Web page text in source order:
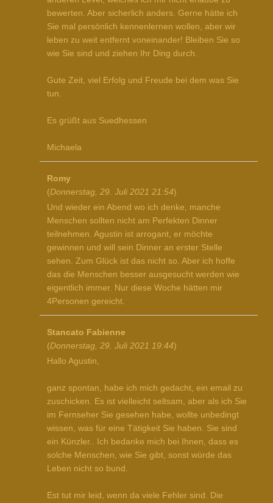
bewerten. Aber sicherlich anders. Gerne hätte ich
Sie mal persönlich kennenlernen wollen, aber wir
leben zu weit entfernt voneinander! Bleiben Sie so
wie Sie sind und ziehen Ihr Ding durch.
Gute Zeit, viel Erfolg und Freude bei dem was Sie
tun.
Es grüßt aus Suedhessen
Michaela
Romy
(Donnerstag, 29. Juli 2021 21:54)
Und wieder ein Abend wo ich denke, manche
Menschen sollten nicht am Perfekten Dinner
teilnehmen. Agustin ist arrogant, er möchte
gewinnen und will sein Dinner an erster Stelle
sehen. Zum Glück ist das nicht so. Aber ich hoffe
das die Menschen besser ausgesucht werden wie
eigentlich immer. Nur diese Woche hätten mir
4Personen gereicht.
Stancato Fabienne
(Donnerstag, 29. Juli 2021 19:44)
Hallo Agustin,
ganz spontan, habe ich mich gedacht, ein email zu
zuschicken. Es ist vielleicht seltsam, aber als ich Sie
im Fernseher Sie gesehen habe, wollte unbedingt
wissen, was für eine Tätigkeit Sie haben. Sie sind
ein Künzler.. Ich bedanke mich bei Ihnen, dass es
solche Menschen, wie Sie gibt, sonst würde das
Leben nicht so bund.
Est tut mir leid, wenn da viele Fehler sind. Die